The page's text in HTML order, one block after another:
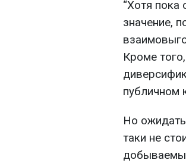
“Хотя пока
значение,
Кроме
публичном
Но
таки не